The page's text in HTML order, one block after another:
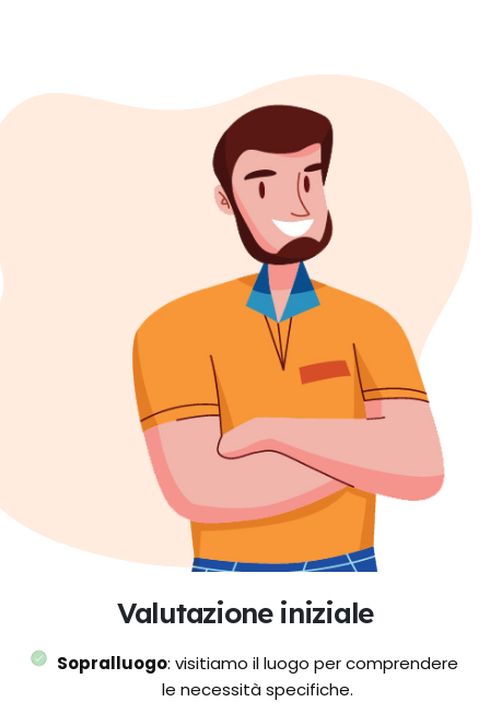
Valutazione iniziale
Sopralluogo: visitiamo il luogo per comprendere
le necessità specifiche.